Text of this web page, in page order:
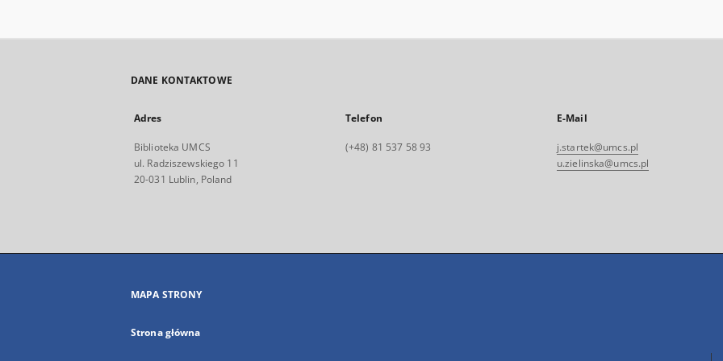
DANE KONTAKTOWE
Adres
Biblioteka UMCS
ul. Radziszewskiego 11
20-031 Lublin, Poland
Telefon
(+48) 81 537 58 93
E-Mail
j.startek@umcs.pl
u.zielinska@umcs.pl
MAPA STRONY
Strona główna